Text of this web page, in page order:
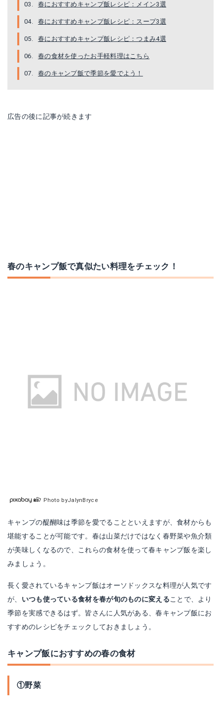
春におすすめキャンプ飯レシピ：メイン3選
春におすすめキャンプ飯レシピ：スープ3選
春におすすめキャンプ飯レシピ：つまみ4選
春の食材を使ったお手軽料理はこちら
春のキャンプ飯で季節を愛でよう！
広告の後に記事が続きます
春のキャンプ飯で真似たい料理をチェック！
Photo byJalynBryce
キャンプの醍醐味は季節を愛でることといえますが、食材からも
堪能することが可能です。春は山菜だけではなく春野菜や魚介類
が美味しくなるので、これらの食材を使って春キャンプ飯を楽し
みましょう。
長く愛されているキャンプ飯はオーソドックスな料理が人気です
が、 いつも使っている食材を春が旬のものに変えることで、より
季節を実感できるはず。皆さんに人気がある、春キャンプ飯にお
すすめのレシピをチェックしておきましょう。
キャンプ飯におすすめの春の食材
①野菜